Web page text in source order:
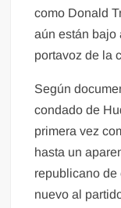
como Donald
aún están bajo
portavoz de la
Según
condado de
primera vez
hasta un
republicano
nuevo al